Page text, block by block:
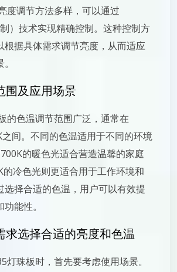
度调节方法多样，可以通过
）技术实现精确控制。这种控制方
根据具体需求调节亮度，从而适应
围及应用场景
的色温调节范围广泛，通常在
间。不同的色温适用于不同的环境
的暖色光适合营造温馨的家庭
冷色光则更适合用于工作环境和
选择合适的色温，用户可以有效提
能性。
求选择合适的亮度和色温
灯珠板时，首先要考虑使用场景。